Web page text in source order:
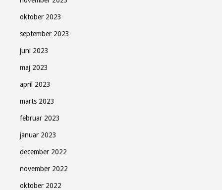
oktober 2023
september 2023
juni 2023
maj 2023
april 2023
marts 2023
februar 2023
januar 2023
december 2022
november 2022
oktober 2022